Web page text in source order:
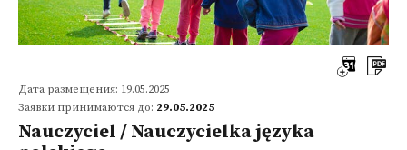
Дата размещения: 19.05.2025
Заявки принимаются до: 29.05.2025
Nauczyciel / Nauczycielka języka